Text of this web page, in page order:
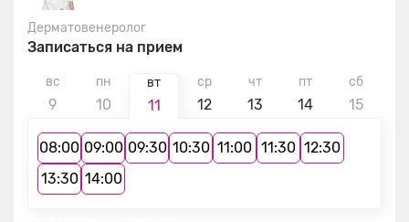
Дерматовенеролог
Записаться на прием
вс
9
пн
10
вт
11
ср
12
чт
13
пт
14
сб
15
08:00 09:00 09:30 10:30 11:00 11:30 12:30
13:30 14:00